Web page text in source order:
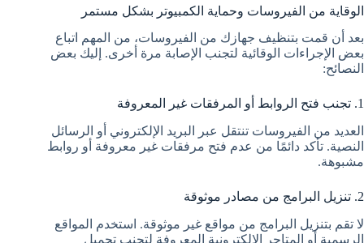
الوقاية من الفيروسات وحماية الكمبيوتر بشكل مستمر
بعد أن قمت بتنظيف جهازك من الفيروسات، من المهم اتباع
بعض الإجراءات الوقائية لتجنب الإصابة مرة أخرى. إليك بعض
النصائح:
1. تجنب فتح الروابط أو المرفقات غير المعروفة
العديد من الفيروسات تنتقل عبر البريد الإلكتروني أو الرسائل
النصية. تأكد دائمًا من عدم فتح مرفقات غير معروفة أو روابط
مشبوهة.
2. تنزيل البرامج من مصادر موثوقة
لا تقم بتنزيل البرامج من مواقع غير موثوقة. استخدم المواقع
الرسمية أو المتاجر الإلكترونية المعروفة لتجنب تحميل